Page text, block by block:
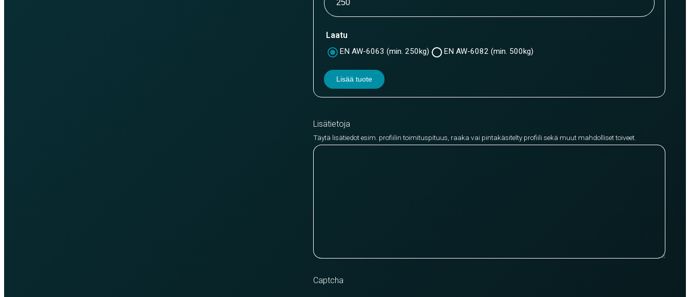
Laatu
EN AW-6063 (min. 250kg) EN AW-6082 (min. 500kg)
Lisää tuote
Lisätietoja
Täytä lisätiedot esim. profiilin toimituspituus, raaka vai pintakäsitelty profiili sekä muut mahdolliset toiveet.
Captcha